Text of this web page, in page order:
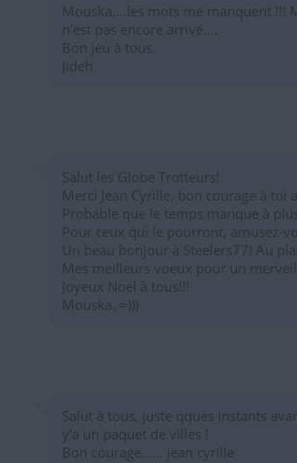
Mouska....les mots me manquent !!!
n'est pas encore arrivé....
Bon jeu à tous.
Jideh
Salut les Globe Trotteurs!
Merci Jean Cyrille, bon courage à toi
Probable que le temps manque à
Pour ceux qui le pourront, amusez-
Un beau bonjour à Steelers77! Au
Mes meilleurs voeux pour un
Joyeux Noël à tous!!!
Mouska. =)))
Salut à tous, juste qques instants
y'a un paquet de villes !
Bon courage...... jean cyrille